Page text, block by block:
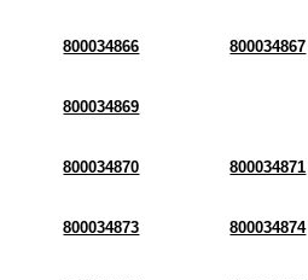
800034866 800034867
800034869
800034870 800034871
800034873 800034874